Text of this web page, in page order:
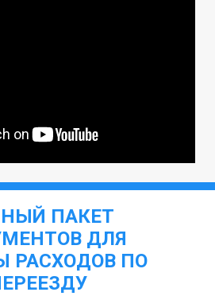
ПАКЕТ
ДЛЯ
РАСХОДОВ ПО